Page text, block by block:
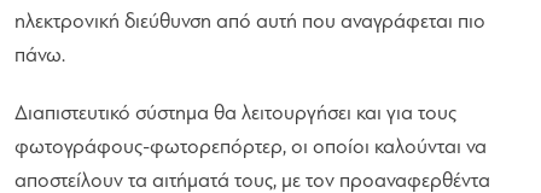
ηλεκτρονική διεύθυνση από αυτή που αναγράφεται πιο
πάνω.
Διαπιστευτικό σύστημα θα λειτουργήσει και για τους
φωτογράφους-φωτορεπόρτερ, οι οποίοι καλούνται να
αποστείλουν τα αιτήματά τους, με τον προαναφερθέντα